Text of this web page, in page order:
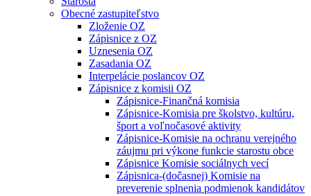
Obecné zastupiteľstvo
Zloženie OZ
Zápisnice z OZ
Uznesenia OZ
Zasadania OZ
Interpelácie poslancov OZ
Zápisnice z komisii OZ
Zápisnice-Finančná komisia
Zápisnice-Komisia pre školstvo, kultúru,
šport a voľnočasové aktivity
Zápisnice-Komisie na ochranu verejného
záujmu pri výkone funkcie starostu obce
Zápisnice Komisie sociálnych vecí
Zápisnica-(dočasnej) Komisie na
preverenie splnenia podmienok kandidátov